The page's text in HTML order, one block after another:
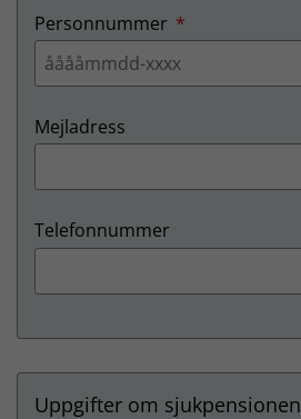
Personnummer *
Mejladress
Telefonnummer
Uppgifter om sjukpensionen